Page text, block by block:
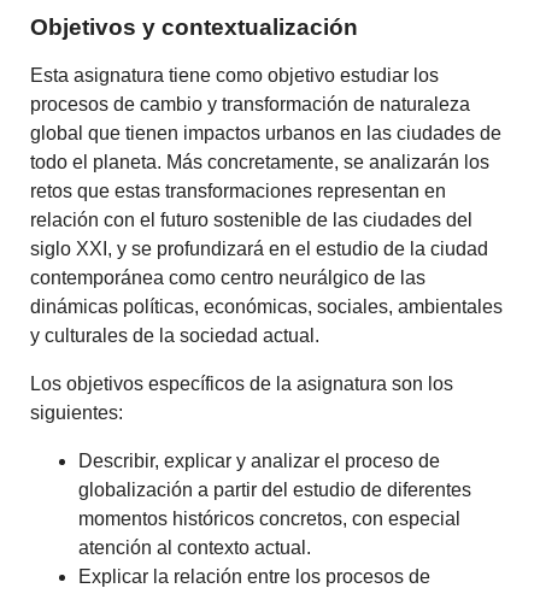
Objetivos y contextualización
Esta asignatura tiene como objetivo estudiar los
procesos de cambio y transformación de naturaleza
global que tienen impactos urbanos en las ciudades de
todo el planeta. Más concretamente, se analizarán los
retos que estas transformaciones representan en
relación con el futuro sostenible de las ciudades del
siglo XXI, y se profundizará en el estudio de la ciudad
contemporánea como centro neurálgico de las
dinámicas políticas, económicas, sociales, ambientales
y culturales de la sociedad actual.
Los objetivos específicos de la asignatura son los
siguientes:
Describir, explicar y analizar el proceso de
globalización a partir del estudio de diferentes
momentos históricos concretos, con especial
atención al contexto actual.
Explicar la relación entre los procesos de